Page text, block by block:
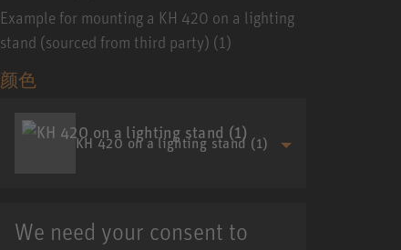
Example for mounting a KH 420 on a lighting
stand (sourced from third party) (1)
颜色
KH 420 on a lighting stand (1)
We need your consent to